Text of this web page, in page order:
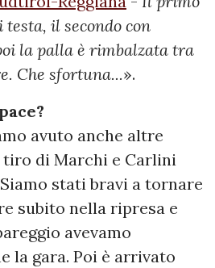
il secondo con
la palla è rimbalzata tra
Che sfortuna...».
avuto anche altre
di Marchi e Carlini
stati bravi a tornare
subito nella ripresa e
avevamo
la gara. Poi è arrivato